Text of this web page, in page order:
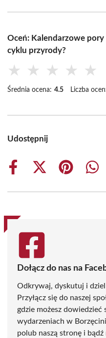
Oceń: Kalendarzowe
cyklu przyrody?
★ ★ ★ ★ ★
Średnia ocena: 4.5 Liczba
Udostępnij
Share
Share
(Twitter)
Share
Dołącz do nas na
Odkrywaj, dyskutuj i
Przyłącz się do naszej
gdzie możesz
wydarzeniach w
polub naszą stronę i bądź